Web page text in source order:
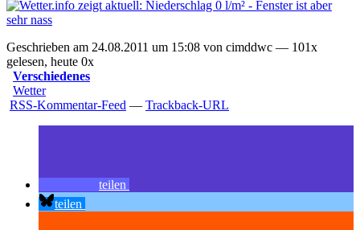
Geschrieben am 24.08.2011 um 15:08 von cimddwc — 101x
gelesen, heute 0x
Verschiedenes
Wetter
RSS-Kommentar-Feed — Trackback-URL
teilen
teilen